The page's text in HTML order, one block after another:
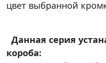
цвет выбранной
Данная серия
короба: